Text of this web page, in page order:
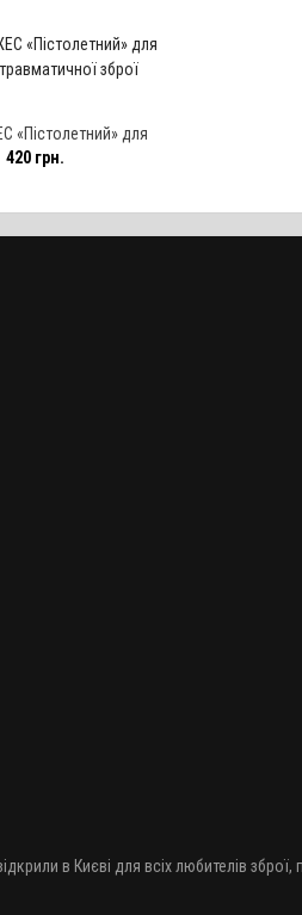
«Пістолетний» для
зброї
420 грн.
в Києві для всіх любителів